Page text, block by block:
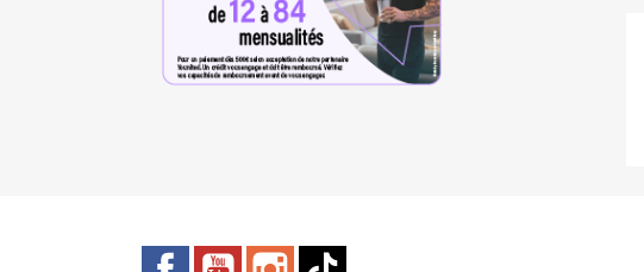
FacebookYouTubeInstagram